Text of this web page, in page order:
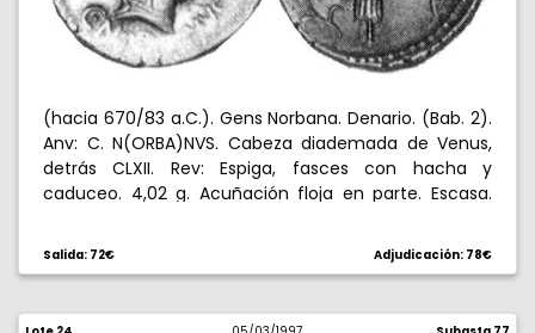
(hacia 670/83 a.C.). Gens Norbana. Denario. (Bab. 2).
Anv: C. N(ORBA)NVS. Cabeza diademada de Venus,
detrás CLXII. Rev: Espiga, fasces con hacha y
caduceo. 4,02 g. Acuñación floja en parte. Escasa.
Salida: 72€ Adjudicación: 78€